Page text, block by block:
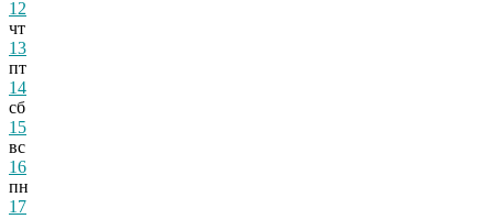
12
чт
13
пт
14
сб
15
вс
16
пн
17